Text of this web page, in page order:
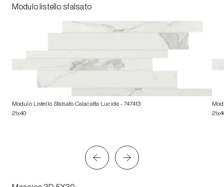
Modulo listello sfalsato
Modulo Listello Sfalsato Calacatta Lucida- 747413
21x40